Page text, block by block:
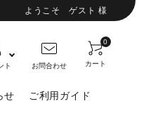
ようこそ ゲスト 様
ト お問合わせ
0
カート
せ ご利用ガイド